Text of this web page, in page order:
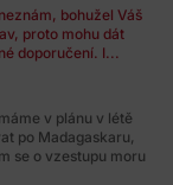
bohužel Váš
proto mohu dát
doporučení. I...
v plánu v létě
po Madagaskaru,
se o vzestupu moru